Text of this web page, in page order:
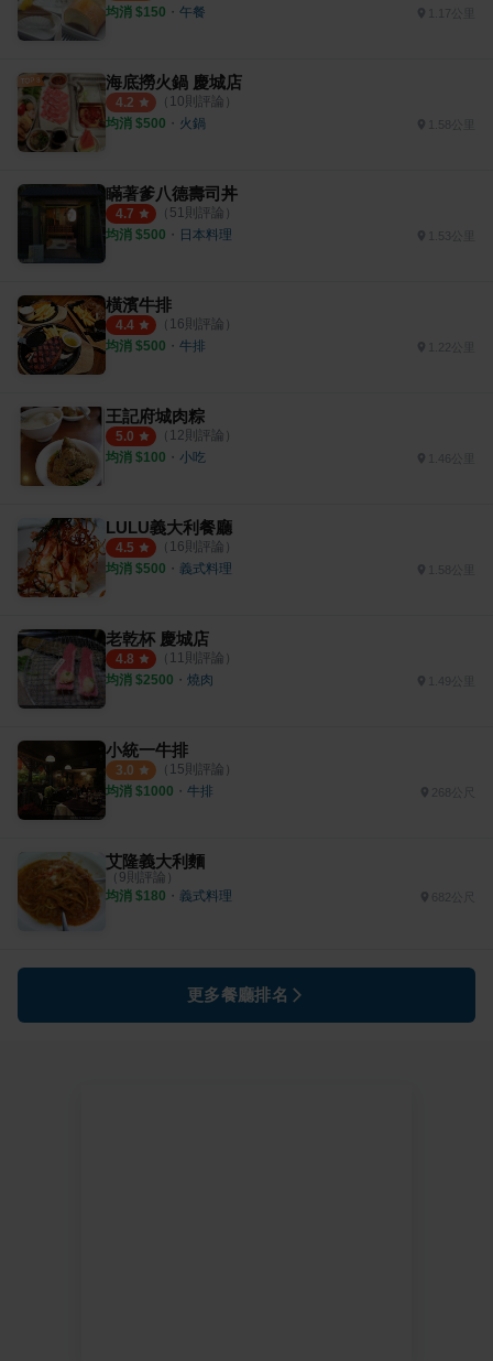
均消 $150 ・ 午餐
海底撈火鍋 慶城店
4.2 （ 10則評論）
均消 $500 ・ 火鍋 1.58公里
瞞著爹八德壽司丼
4.7 （ 51則評論）
均消 $500 ・ 日本料理 1.53公里
橫濱牛排
4.4 （ 16則評論）
均消 $500 ・ 牛排
王記府城肉粽
5.0 （ 12則評論）
均消 $100 ・ 小吃 1.46公里
LULU義大利餐廳
4.5 （ 16則評論）
均消 $500 ・ 義式料理 1.58公里
老乾杯 慶城店
4.8 （ 11則評論）
均消 $2500 ・ 燒肉 1.49公里
小統一牛排
3.0 （ 15則評論）
均消 $1000 ・ 牛排
艾隆義大利麵
（ 9則評論）
均消 $180 ・ 義式料理
更多餐廳排名